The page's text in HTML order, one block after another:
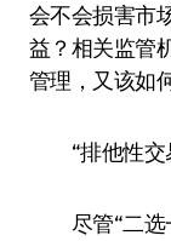
会不会损害市
益？相关监管
管理，又该如
“排他性交
尽管“二选